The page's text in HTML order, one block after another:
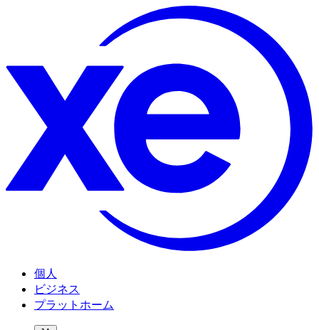
個人
ビジネス
プラットホーム